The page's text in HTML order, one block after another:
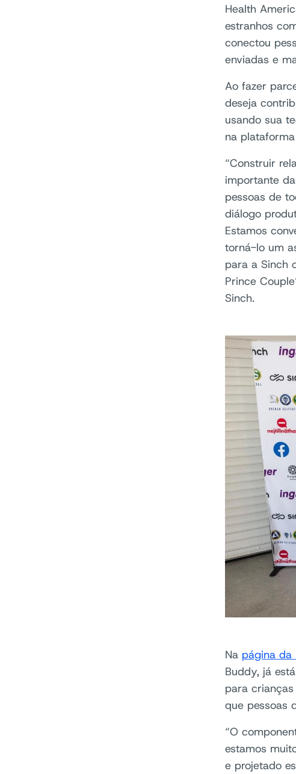
Health
estranhos
conectou
enviadas e
Ao fazer
deseja
usando sua
na
“Construir
importante
pessoas de
diálogo
Estamos
torná-lo um
para a Sinch
Prince
Sinch.
Na página da
Buddy, já
para
que pessoas
“O
estamos
e projetado